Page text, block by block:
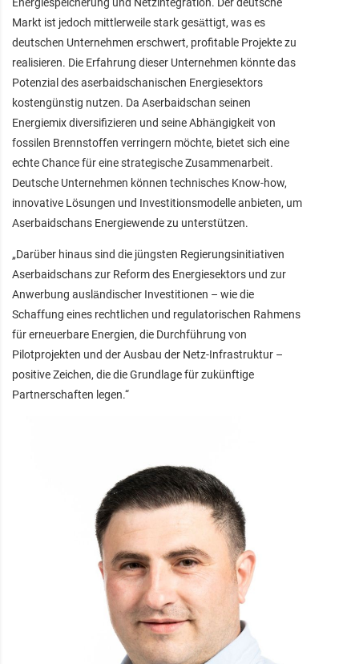
Markt ist jedoch mittlerweile stark gesättigt, was es
deutschen Unternehmen erschwert, profitable Projekte zu
realisieren. Die Erfahrung dieser Unternehmen könnte das
Potenzial des aserbaidschanischen Energiesektors
kostengünstig nutzen. Da Aserbaidschan seinen
Energiemix diversifizieren und seine Abhängigkeit von
fossilen Brennstoffen verringern möchte, bietet sich eine
echte Chance für eine strategische Zusammenarbeit.
Deutsche Unternehmen können technisches Know-how,
innovative Lösungen und Investitionsmodelle anbieten, um
Aserbaidschans Energiewende zu unterstützen.
„Darüber hinaus sind die jüngsten Regierungsinitiativen
Aserbaidschans zur Reform des Energiesektors und zur
Anwerbung ausländischer Investitionen – wie die
Schaffung eines rechtlichen und regulatorischen Rahmens
für erneuerbare Energien, die Durchführung von
Pilotprojekten und der Ausbau der Netz-Infrastruktur –
positive Zeichen, die die Grundlage für zukünftige
Partnerschaften legen.“